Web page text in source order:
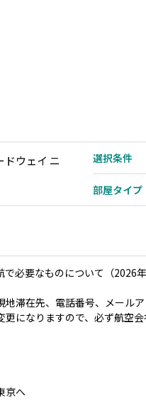
ドウェイ ニ
選択条件
部屋タイプ
必要なものについて（2026年
地滞在先、電話番号、メールア
になりますので、必ず航空会
京へ